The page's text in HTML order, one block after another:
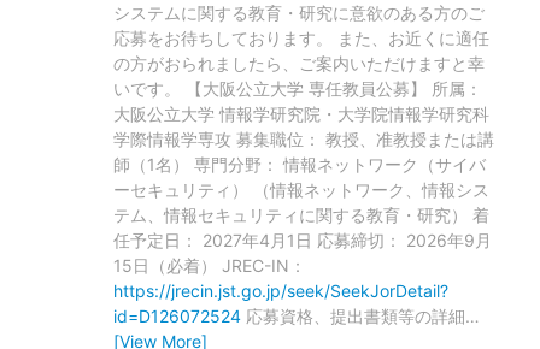
システムに関する教育・研究に意欲のある方のご
応募をお待ちしております。 また、お近くに適任
の方がおられましたら、ご案内いただけますと幸
いです。 【大阪公立大学 専任教員公募】 所属：
大阪公立大学 情報学研究院・大学院情報学研究科
学際情報学専攻 募集職位： 教授、准教授または講
師（1名） 専門分野： 情報ネットワーク（サイバ
ーセキュリティ） （情報ネットワーク、情報シス
テム、情報セキュリティに関する教育・研究） 着
任予定日： 2027年4月1日 応募締切： 2026年9月
15日（必着） JREC-IN：
https://jrecin.jst.go.jp/seek/SeekJorDetail?
id=D126072524 応募資格、提出書類等の詳細…
[View More]